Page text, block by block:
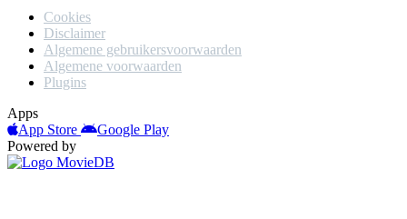
Cookies
Disclaimer
Algemene gebruikersvoorwaarden
Algemene voorwaarden
Plugins
Apps
App Store
Google Play
Powered by